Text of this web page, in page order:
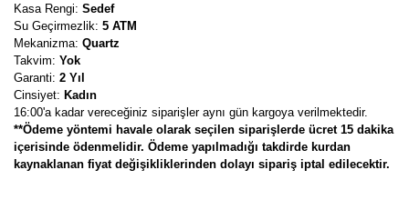
Kasa Rengi: Sedef
Su Geçirmezlik: 5 ATM
Mekanizma: Quartz
Takvim: Yok
Garanti: 2 Yıl
Cinsiyet: Kadın
16:00'a kadar vereceğiniz siparişler aynı gün kargoya verilmektedir.
**Ödeme yöntemi havale olarak seçilen siparişlerde ücret 15 dakika
içerisinde ödenmelidir. Ödeme yapılmadığı takdirde kurdan
kaynaklanan fiyat değişikliklerinden dolayı sipariş iptal edilecektir.